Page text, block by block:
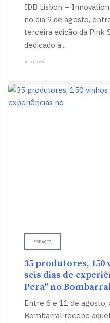
IDB Lisbon –
no dia 9 de agosto,
terceira edição da Pink
dedicado à...
10-08-2026
ESPAÇOS
35 produtores, 150
seis dias de
Pera" no
Entre 6 e 11 de agosto,
Bombarral recebe